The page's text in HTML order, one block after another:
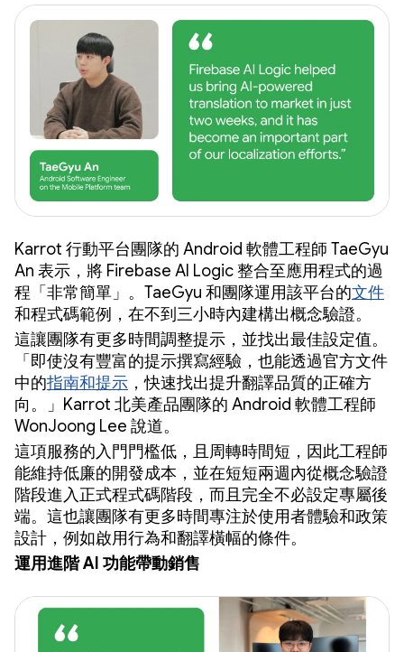
Karrot 行動平台團隊的 Android 軟體工程師 TaeGyu
An 表示，將 Firebase AI Logic 整合至應用程式的過
程「非常簡單」。TaeGyu 和團隊運用該平台的文件
和程式碼範例，在不到三小時內建構出概念驗證。
這讓團隊有更多時間調整提示，並找出最佳設定值。
「即使沒有豐富的提示撰寫經驗，也能透過官方文件
中的指南和提示 ，快速找出提升翻譯品質的正確方
向。」Karrot 北美產品團隊的 Android 軟體工程師
WonJoong Lee 說道。
這項服務的入門門檻低，且周轉時間短，因此工程師
能維持低廉的開發成本，並在短短兩週內從概念驗證
階段進入正式程式碼階段，而且完全不必設定專屬後
端。這也讓團隊有更多時間專注於使用者體驗和政策
設計，例如啟用行為和翻譯橫幅的條件。
運用進階 AI 功能帶動銷售